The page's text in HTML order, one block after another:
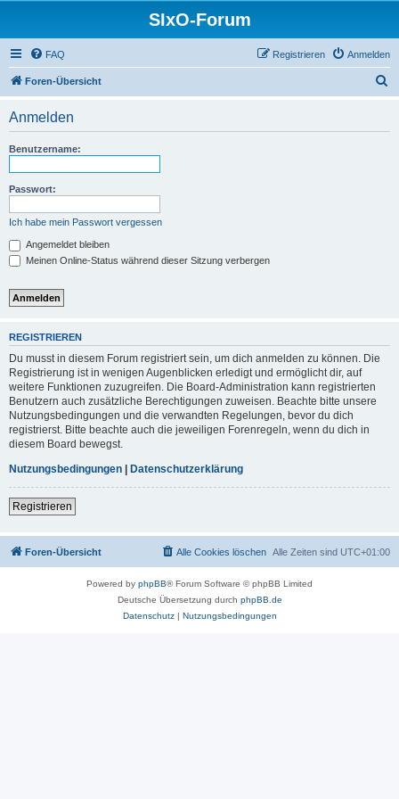
SIxO-Forum
FAQ Anmelden
Registrieren
Foren-Übersicht
Anmelden
Benutzername:
Passwort:
Ich habe mein Passwort vergessen
Angemeldet bleiben
Meinen Online-Status während dieser Sitzung verbergen
REGISTRIEREN
Du musst in diesem Forum registriert sein, um dich anmelden zu können. Die
Registrierung ist in wenigen Augenblicken erledigt und ermöglicht dir, auf
weitere Funktionen zuzugreifen. Die Board-Administration kann registrierten
Benutzern auch zusätzliche Berechtigungen zuweisen. Beachte bitte unsere
Nutzungsbedingungen und die verwandten Regelungen, bevor du dich
registrierst. Bitte beachte auch die jeweiligen Forenregeln, wenn du dich in
diesem Board bewegst.
Nutzungsbedingungen | Datenschutzerklärung
Registrieren
Foren-Übersicht Alle Zeiten sind UTC+01:00
Alle Cookies löschen
Powered by phpBB® Forum Software © phpBB Limited
Deutsche Übersetzung durch phpBB.de
Datenschutz| Nutzungsbedingungen